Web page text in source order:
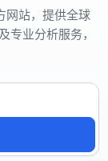
网站，提供全球
专业分析服务，